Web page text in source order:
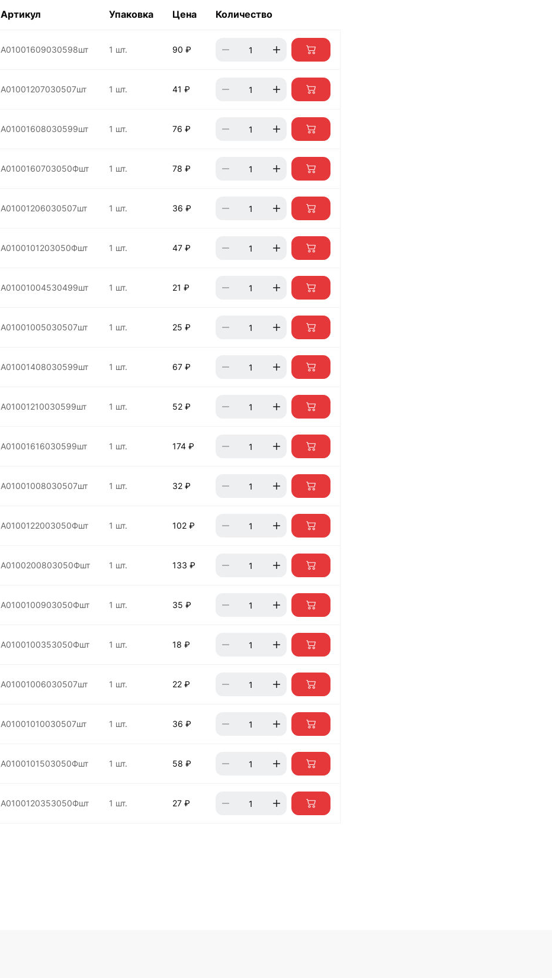
Артикул Упаковка Цена Количество
А01001609030598шт 1 шт. 90 ₽
А01001207030507шт 1 шт. 41 ₽
А01001608030599шт 1 шт. 76 ₽
А0100160703050Фшт 1 шт. 78 ₽
А01001206030507шт 1 шт. 36 ₽
А0100101203050Фшт 1 шт. 47 ₽
А01001004530499шт 1 шт. 21 ₽
А01001005030507шт 1 шт. 25 ₽
А01001408030599шт 1 шт. 67 ₽
А01001210030599шт 1 шт. 52 ₽
А01001616030599шт 1 шт. 174 ₽
А01001008030507шт 1 шт. 32 ₽
А0100122003050Фшт 1 шт. 102 ₽
А0100200803050Фшт 1 шт. 133 ₽
А0100100903050Фшт 1 шт. 35 ₽
А0100100353050Фшт 1 шт. 18 ₽
А01001006030507шт 1 шт. 22 ₽
А01001010030507шт 1 шт. 36 ₽
А0100101503050Фшт 1 шт. 58 ₽
А0100120353050Фшт 1 шт. 27 ₽